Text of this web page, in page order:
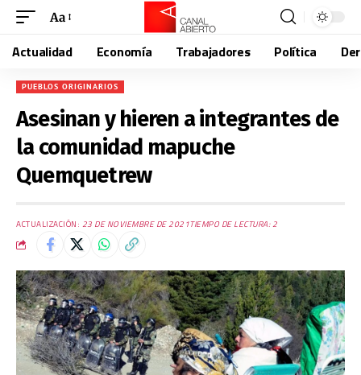
Aa
Actualidad Economía Trabajadores Política
PUEBLOS ORIGINARIOS
Asesinan y hieren a integrantes de
la comunidad mapuche
Quemquetrew
ACTUALIZACIÓN: 23 DE NOVIEMBRE DE 2021TIEMPO DE LECTURA: 2